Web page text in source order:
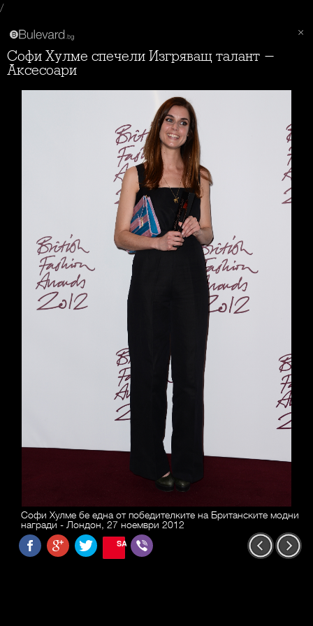
/
Софи Хулме спечели Изгряващ талант -
Аксесоари
Софи Хулме бе една от победителките на Британските модни
награди - Лондон, 27 ноември 2012
SAVE